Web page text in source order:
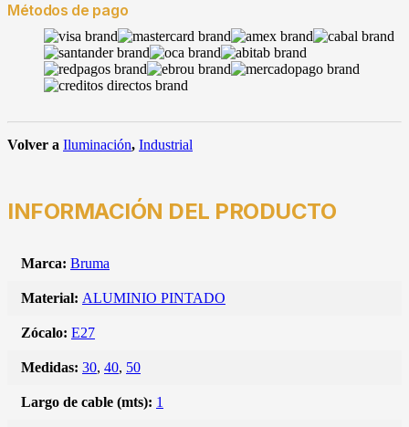
Métodos de pago
Volver a Iluminación, Industrial
INFORMACIÓN DEL PRODUCTO
Marca: Bruma
Material: ALUMINIO PINTADO
Zócalo: E27
Medidas: 30, 40, 50
Largo de cable (mts): 1